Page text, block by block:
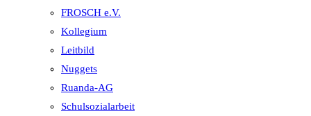
FROSCH e.V.
Kollegium
Leitbild
Nuggets
Ruanda-AG
Schulsozialarbeit